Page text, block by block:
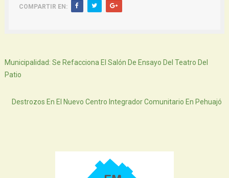
COMPARTIR EN:
Municipalidad: Se Refacciona El Salón De Ensayo Del Teatro Del
Patio
Destrozos En El Nuevo Centro Integrador Comunitario En Pehuajó